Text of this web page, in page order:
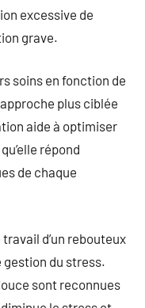
excessive de
grave.
soins en fonction de
plus ciblée
aide à optimiser
répond
de chaque
d’un rebouteux
du stress.
sont reconnues